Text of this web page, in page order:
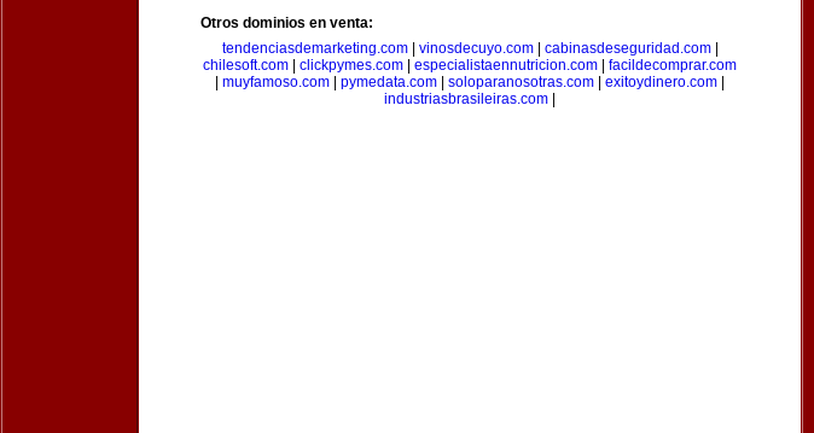
Otros dominios en venta:
tendenciasdemarketing.com| vinosdecuyo.com| cabinasdeseguridad.com|
chilesoft.com
clickpymes.com especialistaennutricion.com
facildecomprar.com
muyfamoso.com pymedata.com soloparanosotras.com exitoydinero.com
industriasbrasileiras.com